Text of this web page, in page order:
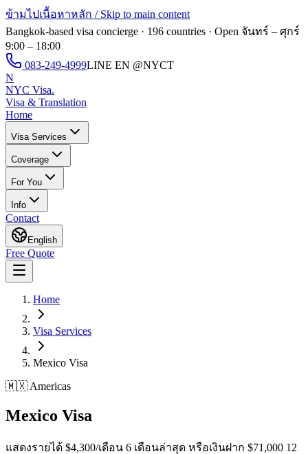
ข้ามไปเนื้อหาหลัก / Skip to main content
Bangkok-based visa concierge · 196 countries · Open จันทร์ – ศุกร์
9:00 – 18:00
083-249-4999LINE EN @NYCT
N
NYC Visa.
Visa & Translation
Home
Visa Services
Coverage
For You
Info
Contact
English
Free Quote
Home
Visa Services
Mexico Visa
🇲🇽 Americas
Mexico Visa
แสดงรายได้ $4,300/เดือน 6 เดือนล่าสุด หรือเงินฝาก $71,000 12